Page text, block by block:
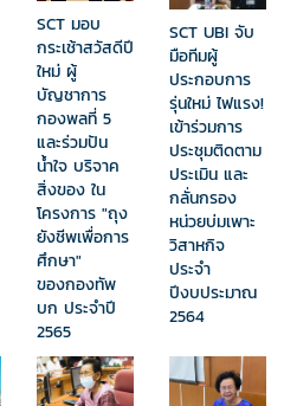
SCT มอบ
กระเช้าสวัสดีปี
ใหม่ ผู้
บัญชาการ
กองพลที่ 5
และร่วมปัน
น้ำใจ บริจาค
สิ่งของ ใน
โครงการ "ถุง
ยังชีพเพื่อการ
ศึกษา"
ของกองทัพ
บก ประจำปี
2565
SCT UBI จับ
มือทีมผู้
ประกอบการ
รุ่นใหม่ ไฟแรง!
เข้าร่วมการ
ประชุมติดตาม
ประเมิน และ
กลั่นกรอง
หน่วยบ่มเพาะ
วิสาหกิจ
ประจำ
ปีงบประมาณ
2564